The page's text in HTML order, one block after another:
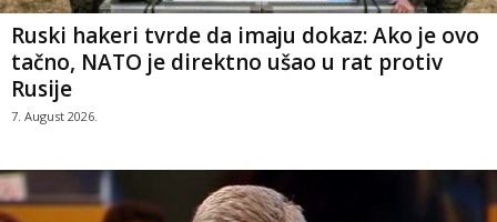
Ruski hakeri tvrde da imaju dokaz: Ako je ovo
tačno, NATO je direktno ušao u rat protiv
Rusije
7. August 2026.